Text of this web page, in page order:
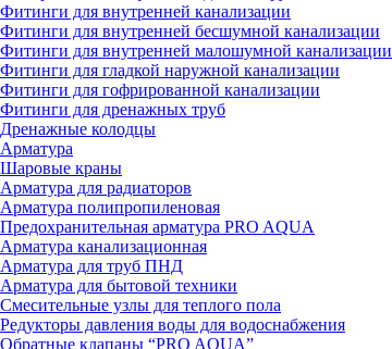
Фитинги для внутренней канализации
Фитинги для внутренней бесшумной канализации
Фитинги для внутренней малошумной канализации
Фитинги для гладкой наружной канализации
Фитинги для гофрированной канализации
Фитинги для дренажных труб
Дренажные колодцы
Арматура
Шаровые краны
Арматура для радиаторов
Арматура полипропиленовая
Предохранительная арматура PRO AQUA
Арматура канализационная
Арматура для труб ПНД
Арматура для бытовой техники
Смесительные узлы для теплого пола
Редукторы давления воды для водоснабжения
Обратные клапаны “PRO AQUA”